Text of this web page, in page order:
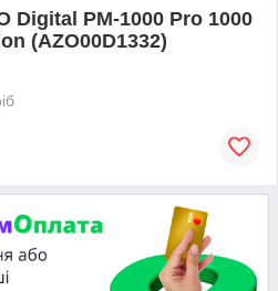
Digital PM-1000 Pro 1000
(AZO00D1332)